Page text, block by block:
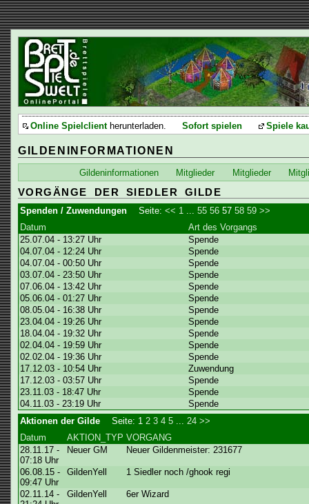
Online Spielclientherunterladen. Sofort spielen Spiele
GILDENINFORMATIONEN
Gildeninformationen Mitglieder Mitglieder
VORGÄNGE DER SIEDLER GILDE
Spenden / Zuwendungen Seite:<< 1 ...55 56 5758 59 >>
Datum
Art des Vorgangs
25.07.04 - 13:27 Uhr
Spende
04.07.04 - 12:24 Uhr
Spende
04.07.04 - 00:50 Uhr
Spende
03.07.04 - 23:50 Uhr
Spende
07.06.04 - 13:42 Uhr
Spende
05.06.04 - 01:27 Uhr
Spende
08.05.04 - 16:38 Uhr
Spende
23.04.04 - 19:26 Uhr
Spende
18.04.04 - 19:32 Uhr
Spende
02.04.04 - 19:59 Uhr
Spende
02.02.04 - 19:36 Uhr
Spende
17.12.03 - 10:54 Uhr
Zuwendung
17.12.03 - 03:57 Uhr
Spende
23.11.03 - 18:47 Uhr
Spende
04.11.03 - 23:19 Uhr
Spende
Aktionen der Gilde
Seite: 1 2 3 4 5 24 >>
Datum
AKTION_TYP VORGANG
28.11.17 -
07:18 Uhr
Neuer GM Neuer Gildenmeister: 231677
06.08.15 -
09:47 Uhr
GildenYell 1 Siedler noch /ghook regi
02.11.14 -
GildenYell 6er Wizard